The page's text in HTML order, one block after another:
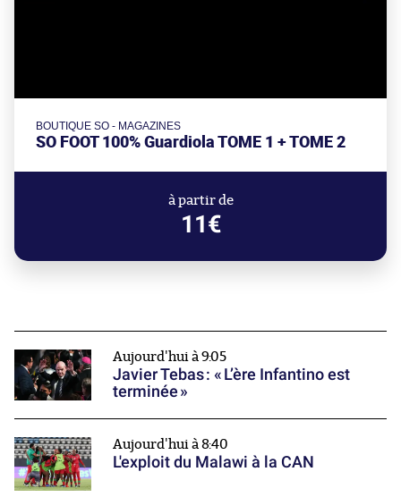
BOUTIQUE SO - MAGAZINES
SO FOOT 100% Guardiola TOME 1 + TOME 2
à partir de
11€
Aujourd'hui à 9:05
Javier Tebas : « L’ère Infantino est
terminée »
Aujourd'hui à 8:40
L'exploit du Malawi à la CAN